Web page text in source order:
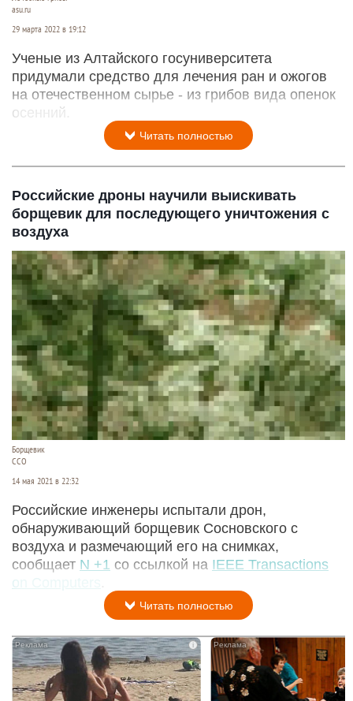
asu.ru
29 марта 2022 в 19:12
Ученые из Алтайского госуниверситета
придумали средство для лечения ран и ожогов
на отечественном сырье - из грибов вида опенок
осенний.
Читать полностью
Российские дроны научили выискивать
борщевик для последующего уничтожения с
воздуха
Борщевик
ССО
14 мая 2021 в 22:32
Российские инженеры испытали дрон,
обнаруживающий борщевик Сосновского с
воздуха и размечающий его на снимках,
сообщает N +1 со ссылкой на IEEE Transactions
on Computers
Читать полностью
i